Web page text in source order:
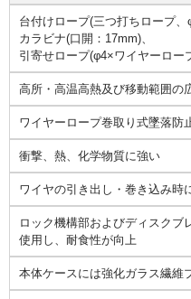
台付けロープ(三つ打ちロープ、
カラビナ(口開：17mm)、
引寄せロープ(φ4×ワイヤーロー
高所・高温高熱及び移動範囲の
ワイヤーロープ巻取り式墜落防
衝撃、熱、化学物質に強い
ワイヤの引き出し・巻き込み時
ロック機構部およびディスクブ
使用し、耐食性が向上
本体ケースには強化ガラス繊維